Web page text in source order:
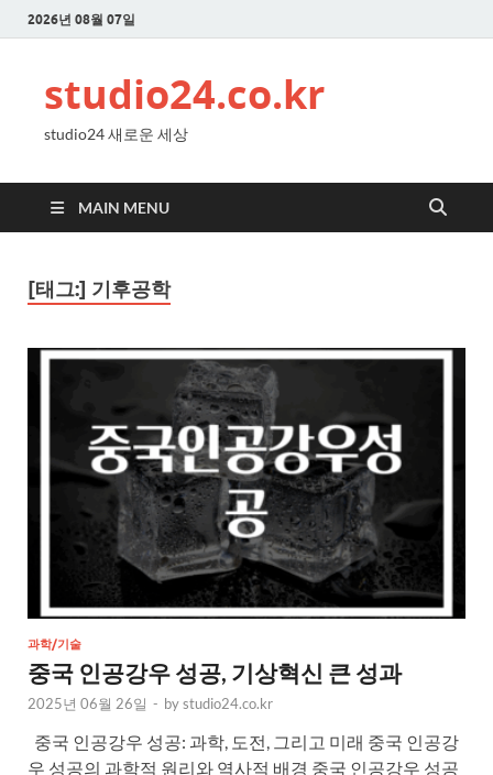
2026년 08월 07일
studio24.co.kr
studio24 새로운 세상
MAIN MENU
[태그:] 기후공학
과학/기술
중국 인공강우 성공, 기상혁신 큰 성과
2025년 06월 26일 - bystudio24.co.kr
중국 인공강우 성공: 과학, 도전, 그리고 미래 중국 인공강
우 성공의 과학적 원리와 역사적 배경 중국 인공강우 성공